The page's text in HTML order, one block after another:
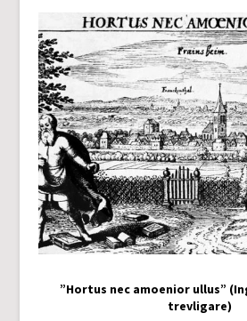
”Hortus nec amoenior ullus”
trevligare)